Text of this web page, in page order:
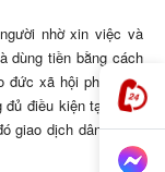
nhờ xin việc và
dùng tiền bằng cách
đức xã hội pháp luật
đủ điều kiện tại Điểm
giao dịch dân sự vô